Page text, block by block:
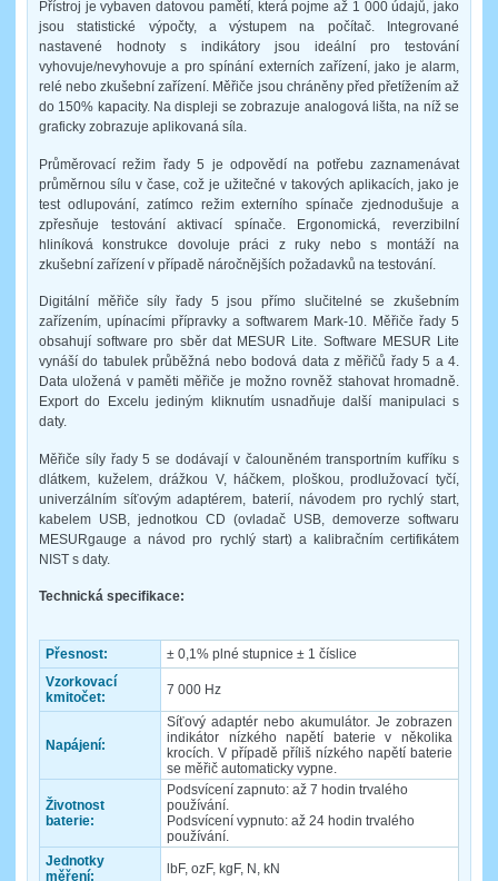
Přístroj je vybaven datovou pamětí, která pojme až 1 000 údajů, jako
jsou statistické výpočty, a výstupem na počítač. Integrované
nastavené hodnoty s indikátory jsou ideální pro testování
vyhovuje/nevyhovuje a pro spínání externích zařízení, jako je alarm,
relé nebo zkušební zařízení. Měřiče jsou chráněny před přetížením až
do 150% kapacity. Na displeji se zobrazuje analogová lišta, na níž se
graficky zobrazuje aplikovaná síla.
Průměrovací režim řady 5 je odpovědí na potřebu zaznamenávat
průměrnou sílu v čase, což je užitečné v takových aplikacích, jako je
test odlupování, zatímco režim externího spínače zjednodušuje a
zpřesňuje testování aktivací spínače. Ergonomická, reverzibilní
hliníková konstrukce dovoluje práci z ruky nebo s montáží na
zkušební zařízení v případě náročnějších požadavků na testování.
Digitální měřiče síly řady 5 jsou přímo slučitelné se zkušebním
zařízením, upínacími přípravky a softwarem Mark-10. Měřiče řady 5
obsahují software pro sběr dat MESUR Lite. Software MESUR Lite
vynáší do tabulek průběžná nebo bodová data z měřičů řady 5 a 4.
Data uložená v paměti měřiče je možno rovněž stahovat hromadně.
Export do Excelu jediným kliknutím usnadňuje další manipulaci s
daty.
Měřiče síly řady 5 se dodávají v čalouněném transportním kufříku s
dlátkem, kuželem, drážkou V, háčkem, ploškou, prodlužovací tyčí,
univerzálním síťovým adaptérem, baterií, návodem pro rychlý start,
kabelem USB, jednotkou CD (ovladač USB, demoverze softwaru
MESURgauge a návod pro rychlý start) a kalibračním certifikátem
NIST s daty.
Technická specifikace:
Přesnost:
± 0,1% plné stupnice ± 1 číslice
Vzorkovací
kmitočet:
7 000 Hz
Napájení:
Síťový adaptér nebo akumulátor. Je zobrazen
indikátor nízkého napětí baterie v několika
krocích. V případě příliš nízkého napětí baterie
se měřič automaticky vypne.
Životnost
baterie:
Podsvícení zapnuto: až 7 hodin trvalého
používání.
Podsvícení vypnuto: až 24 hodin trvalého
používání.
Jednotky
měření:
lbF, ozF, kgF, N, kN